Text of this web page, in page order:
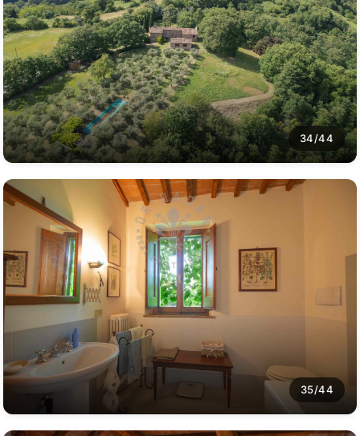
34/44
35/44